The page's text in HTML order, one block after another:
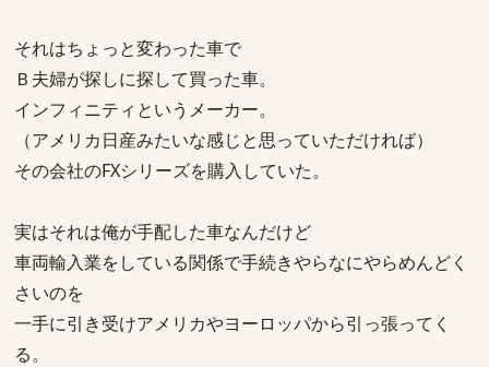
それはちょっと変わった車で
Ｂ夫婦が探しに探して買った車。
インフィニティというメーカー。
（アメリカ日産みたいな感じと思っていただければ）
その会社のFXシリーズを購入していた。
実はそれは俺が手配した車なんだけど
車両輸入業をしている関係で手続きやらなにやらめんどく
さいのを
一手に引き受けアメリカやヨーロッパから引っ張ってく
る。